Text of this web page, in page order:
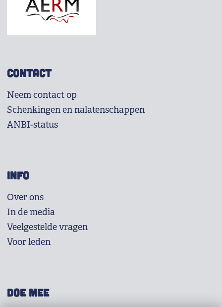
CONTACT
Neem contact op
Schenkingen en nalatenschappen
ANBI-status
INFO
Over ons
In de media
Veelgestelde vragen
Voor leden
DOE MEE